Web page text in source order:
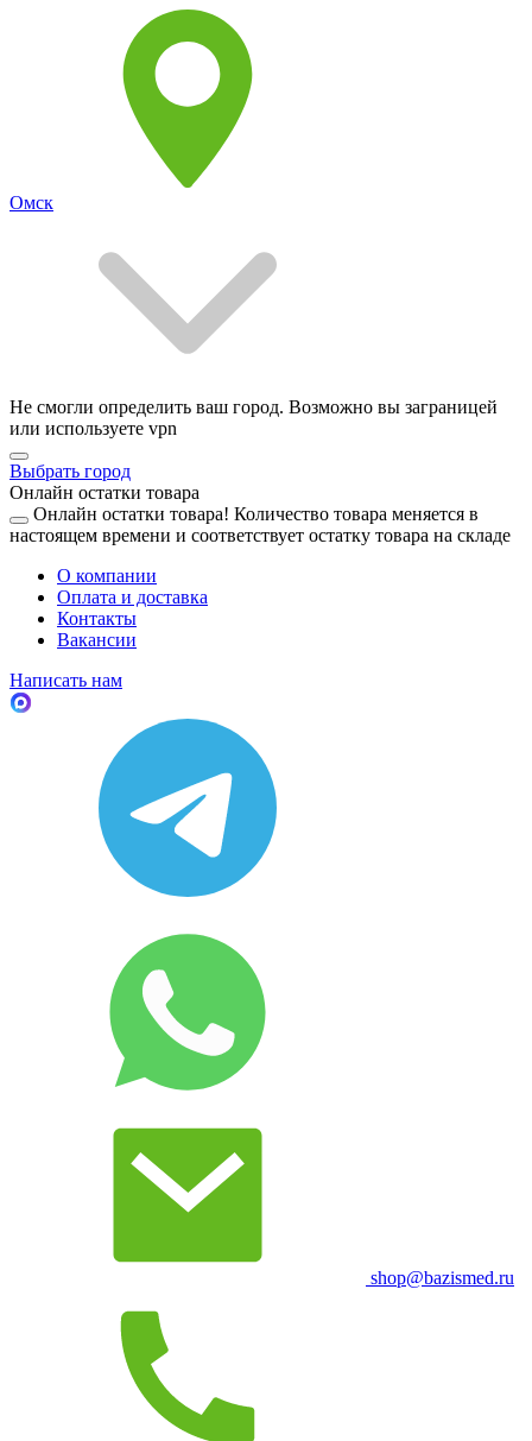
Омск
Не смогли определить ваш город. Возможно вы заграницей
или используете vpn
Выбрать город
Онлайн остатки товара
Онлайн остатки товара! Количество товара меняется в
настоящем времени и соответствует остатку товара на складе
О компании
Оплата и доставка
Контакты
Вакансии
Написать нам
shop@bazismed.ru